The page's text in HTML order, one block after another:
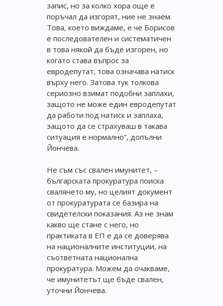
запис, но за колко хора още е
поръчал да изгорят, ние не знаем.
Това, което виждаме, е че Борисов
е последователен и систематичен
в това някой да бъде изгорен, но
когато става въпрос за
евродепутат, това означава натиск
върху него. Затова тук толкова
сериозно взимат подобни заплахи,
защото не може един евродепутат
да работи под натиск и заплаха,
защото да се страхуваш в такава
ситуация е нормално”, допълни
Йончева.
Не съм със свален имунитет, –
българската прокуратура поиска
свалянето му, но целият документ
от прокуратурата се базира на
свидетелски показания. Аз не знам
какво ще стане с него, но
практиката в ЕП е да се доверява
на националните институции, на
съответната национална
прокуратура. Можем да очакваме,
че имунитетът ще бъде свален,
уточни Йончева.